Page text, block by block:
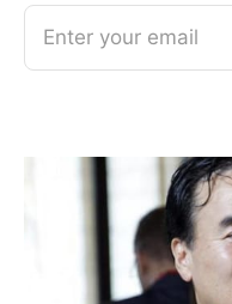
Enter your email